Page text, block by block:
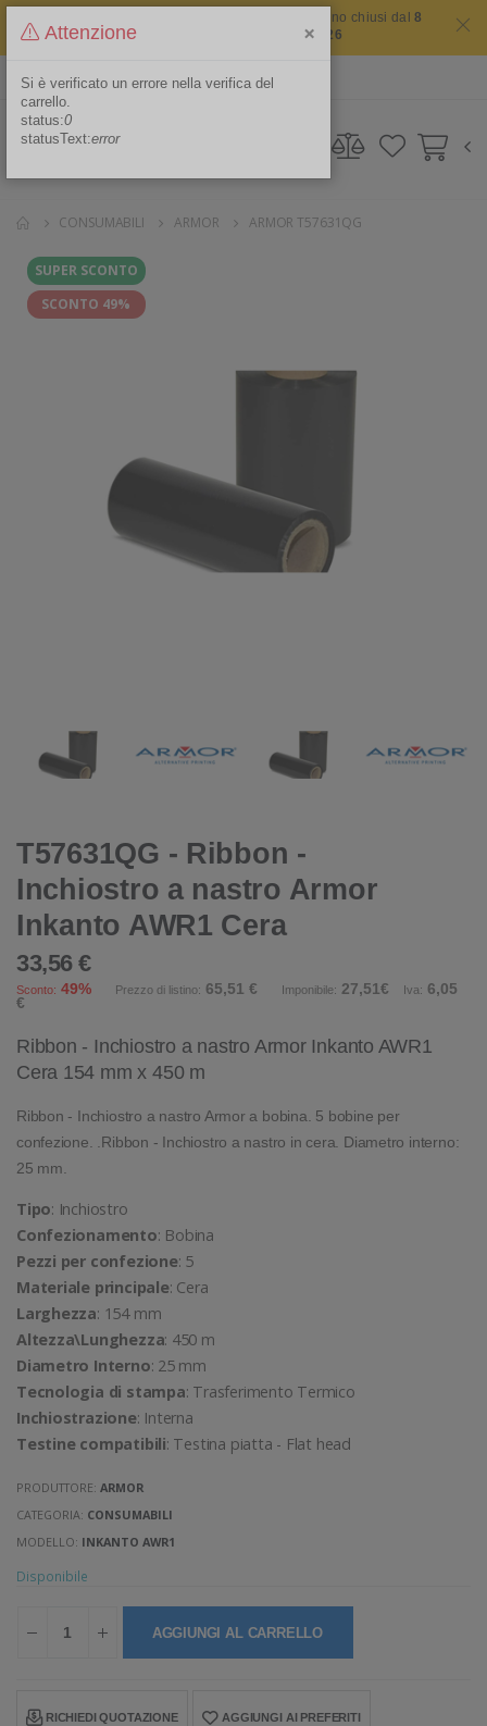
Il sito non chiude mai ma i nostri uffici saranno chiusi dal8
agosto 2026 al 16 agosto 2026
Area Riservata
CONSUMABILI ARMOR ARMOR T57631QG
SUPER SCONTO
SCONTO 49%
T57631QG - Ribbon -
Inchiostro a nastro Armor
Inkanto AWR1 Cera
33,56 €
Sconto: 49% Prezzo di listino: 65,51 € Imponibile: 27,51€ Iva: 6,05
€
Ribbon - Inchiostro a nastro Armor Inkanto AWR1
Cera 154 mm x 450 m
Ribbon - Inchiostro a nastro Armor a bobina. 5 bobine per
confezione. .Ribbon - Inchiostro a nastro in cera. Diametro interno:
25 mm.
Tipo: Inchiostro
Confezionamento: Bobina
Pezzi per confezione: 5
Materiale principale: Cera
Larghezza: 154 mm
Altezza\Lunghezza: 450 m
Diametro Interno: 25 mm
Tecnologia di stampa: Trasferimento Termico
Inchiostrazione: Interna
Testine compatibili: Testina piatta - Flat head
PRODUTTORE:ARMOR
CATEGORIA: CONSUMABILI
MODELLO: INKANTO AWR1
Disponibile
AGGIUNGI AL CARRELLO
RICHIEDI QUOTAZIONE AGGIUNGI AI PREFERITI
Attenzione ×
Si è verificato un errore nella verifica del
carrello.
status:0
statusText:error